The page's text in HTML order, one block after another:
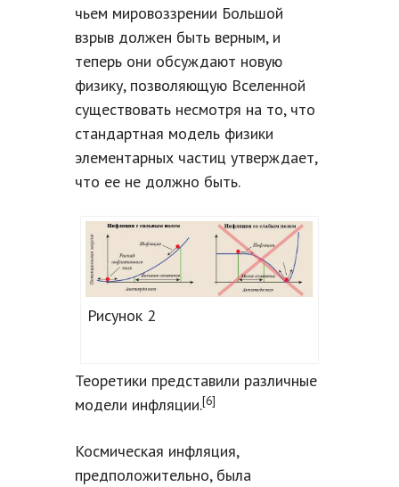
чьем мировоззрении Большой
взрыв должен быть верным, и
теперь они обсуждают новую
физику, позволяющую Вселенной
существовать несмотря на то, что
стандартная модель физики
элементарных частиц утверждает,
что ее не должно быть.
Рисунок 2
Теоретики представили различные
модели инфляции.[6]
Космическая инфляция,
предположительно, была